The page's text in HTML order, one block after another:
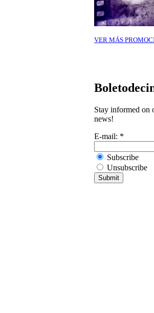
VER MÁS
Stay informed on
news!
E-mail: *
Subscribe
Unsubscribe